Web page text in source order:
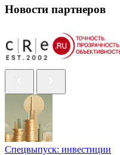
Новости партнеров
Спецвыпуск: инвестиции